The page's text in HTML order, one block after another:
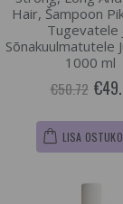
Hair, Šampoon
Tugevatele
Sõnakuulmatutele
1000 ml
€50.72
LISA